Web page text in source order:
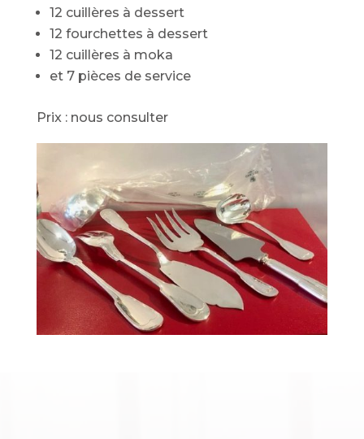
12 cuillères à dessert
12 fourchettes à dessert
12 cuillères à moka
et 7 pièces de service
Prix : nous consulter